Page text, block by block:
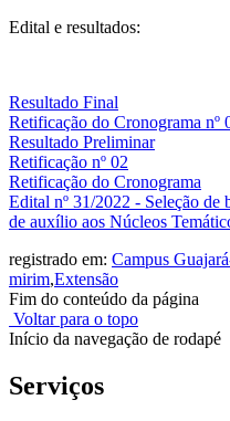
Edital e resultados:
Resultado Final
Retificação do Cronograma nº
Resultado Preliminar
Retificação nº 02
Retificação do Cronograma
Edital nº 31/2022 - Seleção de
de auxílio aos Núcleos
registrado em: Campus
mirim,Extensão
Fim do conteúdo da página
Voltar para o topo
Início da navegação de rodapé
Serviços